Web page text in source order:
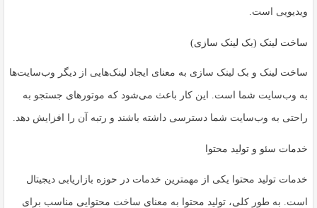
ویدیویی است.
ساخت لینک (بک لینک سازی)
ساخت لینک و بک لینک سازی به معنای ایجاد لینک‌هایی از دیگر وب‌سایت‌ها
به وب‌سایت شما است. این کار باعث می‌شود که موتورهای جستجو به
راحتی به وب‌سایت شما دسترسی داشته باشند و رتبه آن را افزایش دهد.
خدمات سئو و تولید محتوا
خدمات تولید محتوا یکی از مهمترین خدمات در حوزه بازاریابی دیجیتال
است. به طور کلی، تولید محتوا به معنای ساخت محتوایی مناسب برای